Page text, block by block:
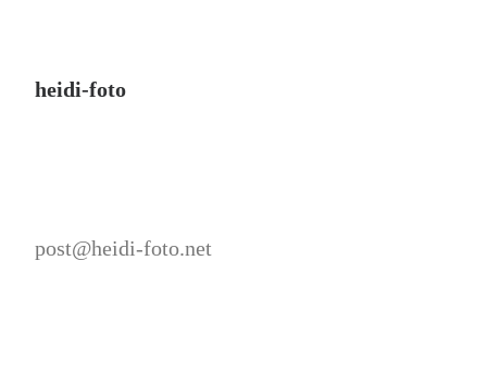
heidi-foto
post@heidi-foto.net